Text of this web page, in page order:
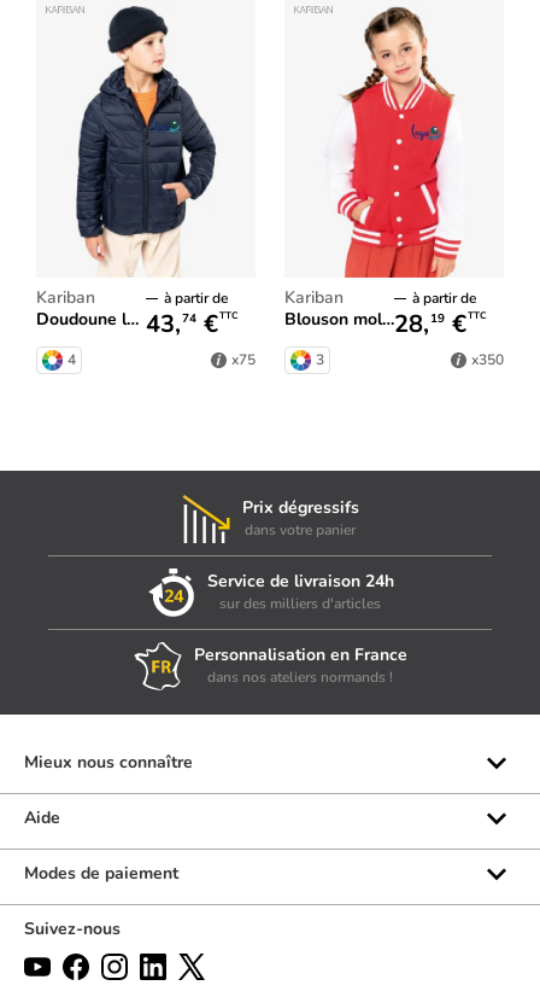
Kariban
doudoune légère capuche enfant
à partir de
43,74 €TTC
4 x75
Kariban
Blouson molleton teddy enfant
à partir de
28, 19 €TTC
3 x350
Prix dégressifs
dans votre panier
Service de livraison 24h
sur des milliers d'articles
Personnalisation en France
dans nos ateliers normands !
Mieux nous connaître
Qui sommes-nous ?
Les marques
Aide
Rubrique d'aide
Formulaire de contact
Par chat
Modes de paiement
Suivez-nous